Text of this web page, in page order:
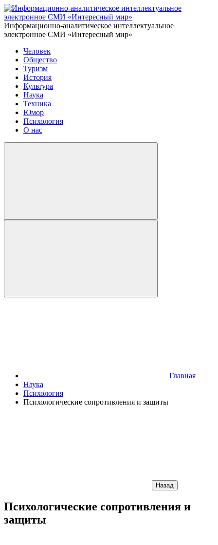
Информационно-аналитическое интеллектуальное
электронное СМИ «Интересный мир»
Человек
Общество
Туризм
История
Культура
Наука
Техника
Юмор
Психология
О нас
Главная
Наука
Психология
Психологические сопротивления и защиты
Назад
Психологические сопротивления и
защиты